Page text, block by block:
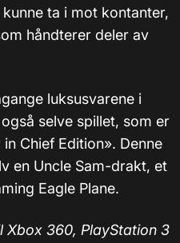
ta i mot kontanter,
håndterer deler av
luksusvarene i
selve spillet, som er
Chief Edition». Denne
en Uncle Sam-drakt, et
Eagle Plane.
Xbox 360, PlayStation 3